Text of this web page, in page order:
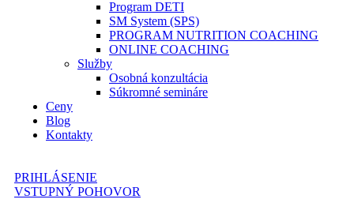
Program DETI
SM System (SPS)
PROGRAM NUTRITION COACHING
ONLINE COACHING
Služby
Osobná konzultácia
Súkromné semináre
Ceny
Blog
Kontakty
PRIHLÁSENIE
VSTUPNÝ POHOVOR